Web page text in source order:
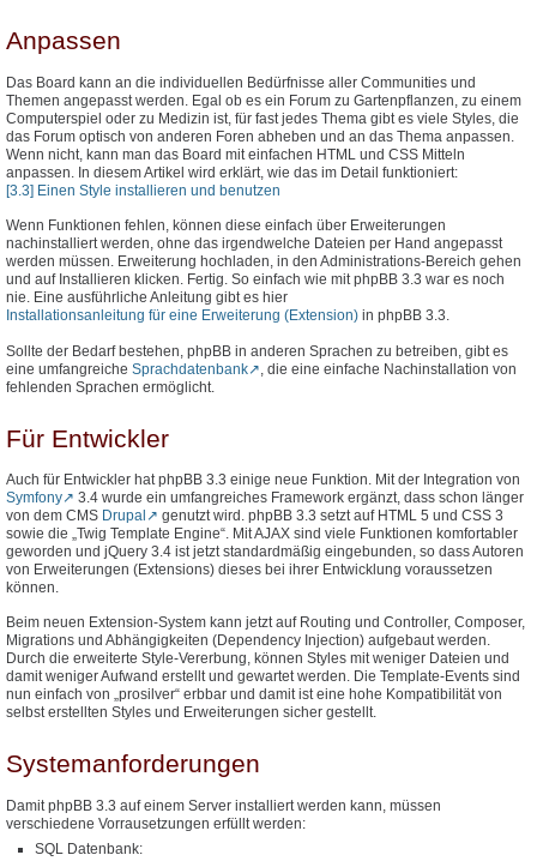
Anpassen
Das Board kann an die individuellen Bedürfnisse aller Communities und
Themen angepasst werden. Egal ob es ein Forum zu Gartenpflanzen, zu einem
Computerspiel oder zu Medizin ist, für fast jedes Thema gibt es viele Styles, die
das Forum optisch von anderen Foren abheben und an das Thema anpassen.
Wenn nicht, kann man das Board mit einfachen HTML und CSS Mitteln
anpassen. In diesem Artikel wird erklärt, wie das im Detail funktioniert:
[3.3] Einen Style installieren und benutzen
Wenn Funktionen fehlen, können diese einfach über Erweiterungen
nachinstalliert werden, ohne das irgendwelche Dateien per Hand angepasst
werden müssen. Erweiterung hochladen, in den Administrations-Bereich gehen
und auf Installieren klicken. Fertig. So einfach wie mit phpBB 3.3 war es noch
nie. Eine ausführliche Anleitung gibt es hier
Installationsanleitung für eine Erweiterung (Extension) in phpBB 3.3.
Sollte der Bedarf bestehen, phpBB in anderen Sprachen zu betreiben, gibt es
eine umfangreiche Sprachdatenbank
, die eine einfache Nachinstallation von
fehlenden Sprachen ermöglicht.
Für Entwickler
Auch für Entwickler hat phpBB 3.3 einige neue Funktion. Mit der Integration von
Symfony
3.4 wurde ein umfangreiches Framework ergänzt, dass schon länger
von dem CMS Drupal
genutzt wird. phpBB 3.3 setzt auf HTML 5 und CSS 3
sowie die „Twig Template Engine“. Mit AJAX sind viele Funktionen komfortabler
geworden und jQuery 3.4 ist jetzt standardmäßig eingebunden, so dass Autoren
von Erweiterungen (Extensions) dieses bei ihrer Entwicklung voraussetzen
können.
Beim neuen Extension-System kann jetzt auf Routing und Controller, Composer,
Migrations und Abhängigkeiten (Dependency Injection) aufgebaut werden.
Durch die erweiterte Style-Vererbung, können Styles mit weniger Dateien und
damit weniger Aufwand erstellt und gewartet werden. Die Template-Events sind
nun einfach von „prosilver“ erbbar und damit ist eine hohe Kompatibilität von
selbst erstellten Styles und Erweiterungen sicher gestellt.
Systemanforderungen
Damit phpBB 3.3 auf einem Server installiert werden kann, müssen
verschiedene Vorrausetzungen erfüllt werden:
SQL Datenbank: